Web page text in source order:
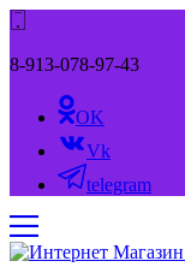
8-913-078-97-43
OK
Vk
telegram